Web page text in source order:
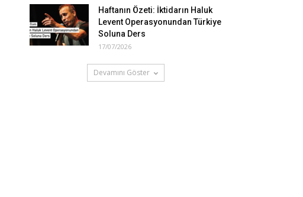
Haftanın Özeti: İktidarın Haluk
Levent Operasyonundan Türkiye
Soluna Ders
17/07/2026
Devamını Göster